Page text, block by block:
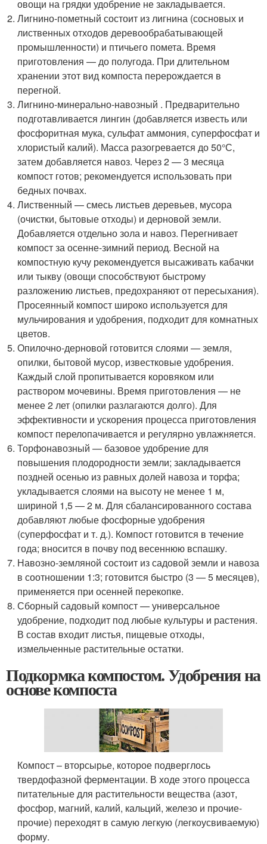
овощи на грядки удобрение не закладывается.
Лигнино-пометный состоит из лигнина (сосновых и
лиственных отходов деревообрабатывающей
промышленности) и птичьего помета. Время
приготовления — до полугода. При длительном
хранении этот вид компоста перерождается в
перегной.
Лигнино-минерально-навозный . Предварительно
подготавливается лингин (добавляется известь или
фосфоритная мука, сульфат аммония, суперфосфат и
хлористый калий). Масса разогревается до 50°С,
затем добавляется навоз. Через 2 — 3 месяца
компост готов; рекомендуется использовать при
бедных почвах.
Лиственный — смесь листьев деревьев, мусора
(очистки, бытовые отходы) и дерновой земли.
Добавляется отдельно зола и навоз. Перегнивает
компост за осенне-зимний период. Весной на
компостную кучу рекомендуется высаживать кабачки
или тыкву (овощи способствуют быстрому
разложению листьев, предохраняют от пересыхания).
Просеянный компост широко используется для
мульчирования и удобрения, подходит для комнатных
цветов.
Опилочно-дерновой готовится слоями — земля,
опилки, бытовой мусор, известковые удобрения.
Каждый слой пропитывается коровяком или
раствором мочевины. Время приготовления — не
менее 2 лет (опилки разлагаются долго). Для
эффективности и ускорения процесса приготовления
компост перелопачивается и регулярно увлажняется.
Торфонавозный — базовое удобрение для
повышения плодородности земли; закладывается
поздней осенью из равных долей навоза и торфа;
укладывается слоями на высоту не менее 1 м,
шириной 1,5 — 2 м. Для сбалансированного состава
добавляют любые фосфорные удобрения
(суперфосфат и т. д.). Компост готовится в течение
года; вносится в почву под весеннюю вспашку.
Навозно-земляной состоит из садовой земли и навоза
в соотношении 1:3; готовится быстро (3 — 5 месяцев),
применяется при осенней перекопке.
Сборный садовый компост — универсальное
удобрение, подходит под любые культуры и растения.
В состав входит листья, пищевые отходы,
измельченные растительные остатки.
Подкормка компостом. Удобрения на
основе компоста
Компост – вторсырье, которое подверглось
твердофазной ферментации. В ходе этого процесса
питательные для растительности вещества (азот,
фосфор, магний, калий, кальций, железо и прочие-
прочие) переходят в самую легкую (легкоусвиваемую)
форму.